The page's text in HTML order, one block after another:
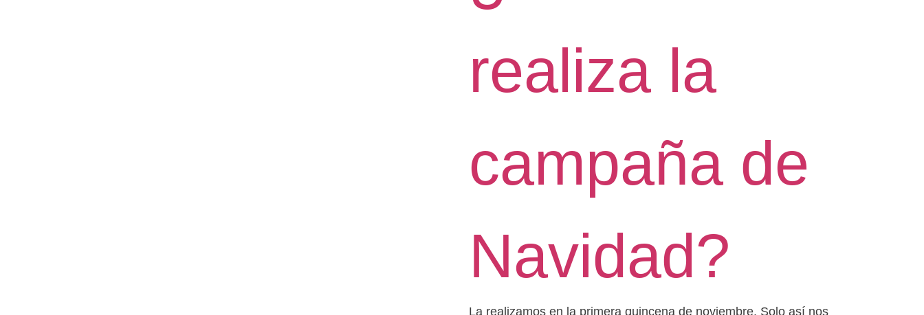
realiza la
campaña de
Navidad?
La realizamos en la primera quincena de noviembre. Solo así nos